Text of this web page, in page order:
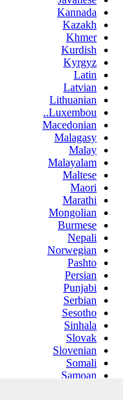
Kannada
Kazakh
Khmer
Kurdish
Kyrgyz
Latin
Latvian
Lithuanian
Luxembou..
Macedonian
Malagasy
Malay
Malayalam
Maltese
Maori
Marathi
Mongolian
Burmese
Nepali
Norwegian
Pashto
Persian
Punjabi
Serbian
Sesotho
Sinhala
Slovak
Slovenian
Somali
Samoan